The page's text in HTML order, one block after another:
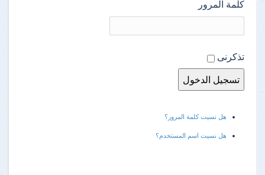
كلمة المرور
تذكرنى
هل نسيت كلمة المرور؟
هل نسيت اسم المستخدم؟